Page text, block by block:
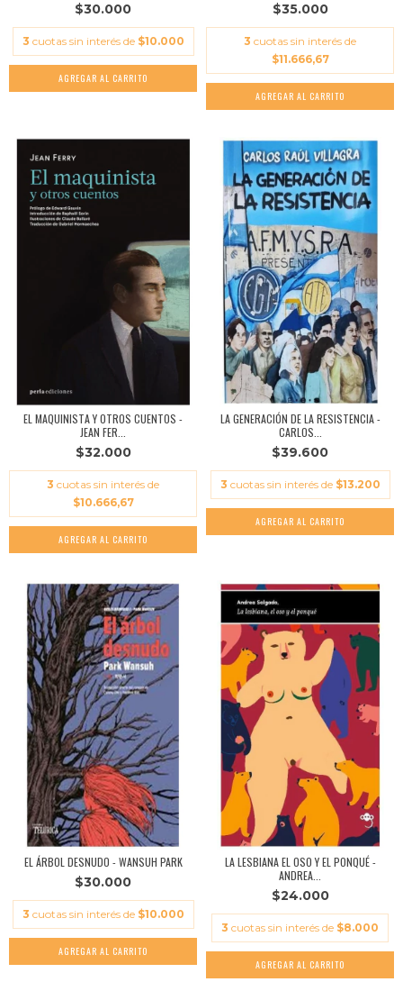
$30.000
3 cuotas sin interés de $10.000
$35.000
3 cuotas sin interés de
$11.666,67
EL MAQUINISTA Y OTROS CUENTOS -
JEAN FER...
$32.000
3 cuotas sin interés de
$10.666,67
LA GENERACIÓN DE LA RESISTENCIA -
CARLOS...
$39.600
3 cuotas sin interés de $13.200
EL ÁRBOL DESNUDO - WANSUH PARK
$30.000
3 cuotas sin interés de $10.000
LA LESBIANA EL OSO Y EL PONQUÉ -
ANDREA...
$24.000
3 cuotas sin interés de $8.000